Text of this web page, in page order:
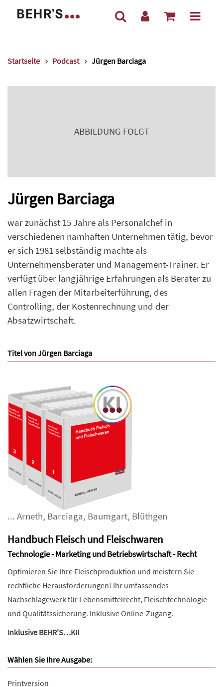
Startseite Podcast Jürgen Barciaga
ABBILDUNG FOLGT
Jürgen Barciaga
war zunächst 15 Jahre als Personalchef in
verschiedenen namhaften Unternehmen tätig, bevor
er sich 1981 selbständig machte als
Unternehmensberater und Management-Trainer. Er
verfügt über langjährige Erfahrungen als Berater zu
allen Fragen der Mitarbeiterführung, des
Controlling, der Kostenrechnung und der
Absatzwirtschaft.
Titel von Jürgen Barciaga
... Arneth, Barciaga, Baumgart, Blüthgen
Handbuch Fleisch und Fleischwaren
Technologie - Marketing und Betriebswirtschaft - Recht
Optimieren Sie Ihre Fleischproduktion und meistern Sie
rechtliche Herausforderungen! Ihr umfassendes
Nachschlagewerk für Lebensmittelrecht, Fleischtechnologie
und Qualitätssicherung. Inklusive Online-Zugang.
Inklusive BEHR'S…KI!
Wählen Sie Ihre Ausgabe:
Printversion